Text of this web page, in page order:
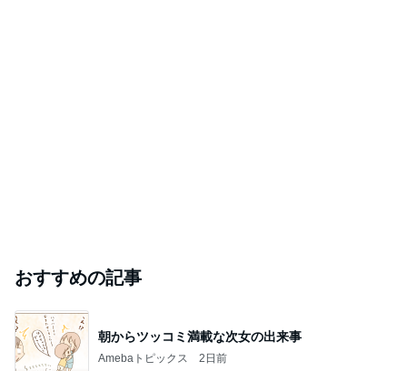
おすすめの記事
朝からツッコミ満載な次女の出来事
Amebaトピックス 2日前